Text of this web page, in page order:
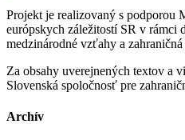
Projekt je realizovaný s podporou
európskych záležitostí SR v rámci
medzinárodné vzťahy a
Za obsahy uverejnených textov a
Slovenská spoločnosť pre
Archív